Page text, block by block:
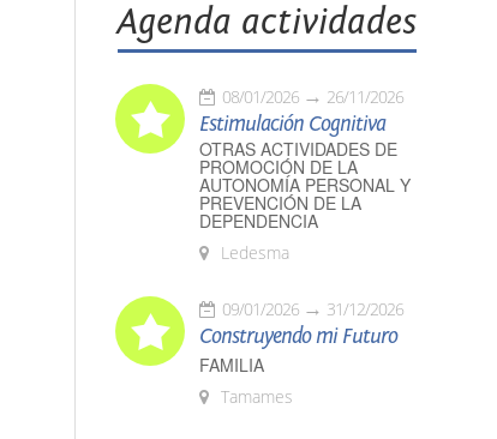
Agenda actividades
08/01/2026 26/11/2026
Estimulación Cognitiva
OTRAS ACTIVIDADES DE
PROMOCIÓN DE LA
AUTONOMÍA PERSONAL Y
PREVENCIÓN DE LA
DEPENDENCIA
Ledesma
09/01/2026 31/12/2026
Construyendo mi Futuro
FAMILIA
Tamames